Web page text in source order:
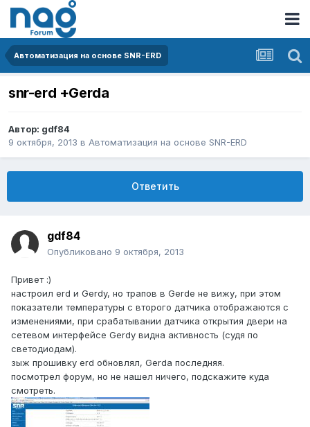
Автоматизация на основе SNR-ERD
snr-erd +Gerda
Автор: gdf84
9 октября, 2013 в Автоматизация на основе SNR-ERD
Ответить
gdf84
Опубликовано 9 октября, 2013
Привет :)
настроил erd и Gerdy, но трапов в Gerde не вижу, при этом
показатели температуры с второго датчика отображаются с
изменениями, при срабатывании датчика открытия двери на
сетевом интерфейсе Gerdy видна активность (судя по
светодиодам).
зыж прошивку erd обновлял, Gerda последняя.
посмотрел форум, но не нашел ничего, подскажите куда
смотреть.